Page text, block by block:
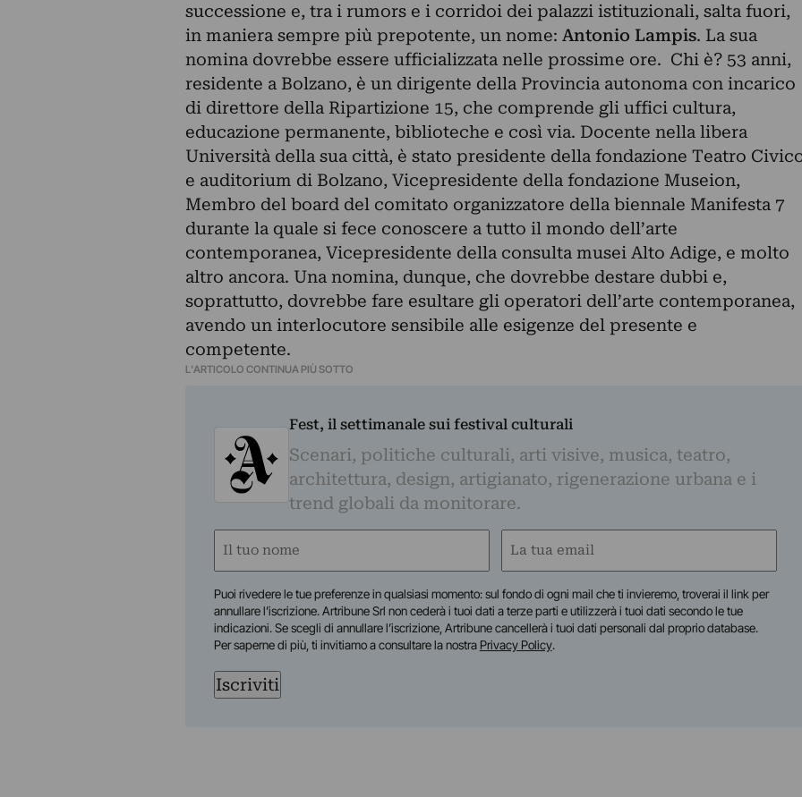
successione e, tra i rumors e i corridoi dei palazzi istituzionali, salta fuori,
in maniera sempre più prepotente, un nome: Antonio Lampis. La sua
nomina dovrebbe essere ufficializzata nelle prossime ore. Chi è? 53 anni,
residente a Bolzano, è un dirigente della Provincia autonoma con incarico
di direttore della Ripartizione 15, che comprende gli uffici cultura,
educazione permanente, biblioteche e così via. Docente nella libera
Università della sua città, è stato presidente della fondazione Teatro
e auditorium di Bolzano, Vicepresidente della fondazione Museion,
Membro del board del comitato organizzatore della biennale Manifesta 7
durante la quale si fece conoscere a tutto il mondo dell’arte
contemporanea, Vicepresidente della consulta musei Alto Adige, e molto
altro ancora. Una nomina, dunque, che dovrebbe destare dubbi e,
soprattutto, dovrebbe fare esultare gli operatori dell’arte contemporanea,
avendo un interlocutore sensibile alle esigenze del presente e
competente.
L'ARTICOLO CONTINUA PIÙ SOTTO
Fest, il settimanale sui festival culturali
Scenari, politiche culturali, arti visive, musica, teatro,
architettura, design, artigianato, rigenerazione urbana e i
trend globali da monitorare.
Nome
Email
Puoi rivedere le tue preferenze in qualsiasi momento: sul fondo di ogni mail che ti invieremo, troverai il link per
annullare l’iscrizione. Artribune Srl non cederà i tuoi dati a terze parti e utilizzerà i tuoi dati secondo le tue
indicazioni. Se scegli di annullare l’iscrizione, Artribune cancellerà i tuoi dati personali dal proprio database.
Per saperne di più, ti invitiamo a consultare la nostra Privacy Policy.
Iscriviti